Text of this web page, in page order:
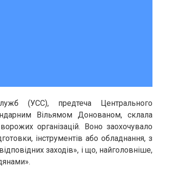
(УСС), предтеча Центрального
Вільямом Донованом, склала
організацій. Воно заохочувало
інструментів або обладнання, з
заходів», і що, найголовніше,